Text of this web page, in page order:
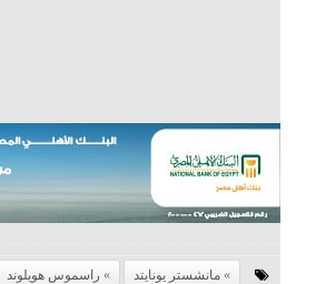
مانشستر يونايتد راسموس هويلوند